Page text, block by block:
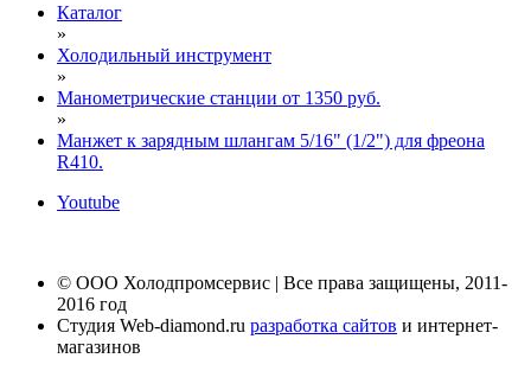
Каталог
»
Холодильный инструмент
»
Манометрические станции от 1350 руб.
»
Манжет к зарядным шлангам 5/16" (1/2") для фреона
R410.
Youtube
© ООО Холодпромсервис | Все права защищены, 2011-
2016 год
Студия Web-diamond.ru разработка сайтов и интернет-
магазинов